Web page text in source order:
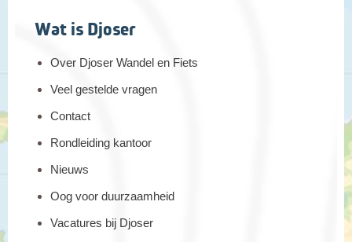
specialiteiten, liever paard gaat rijden of één van de vele
musea bezoekt: het kan allemaal.
Wandelduur: ca. 3-4 uur
De volgende ochtend rijden we naar de luchthaven in Amman
en vliegen we terug naar Amsterdam.
Wat is Djoser
Over Djoser Wandel en Fiets
Veel gestelde vragen
Contact
Rondleiding kantoor
Nieuws
Oog voor duurzaamheid
Vacatures bij Djoser